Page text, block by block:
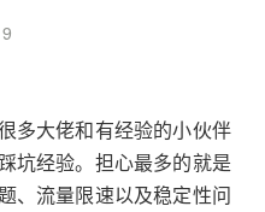
多大佬和有经验的小伙伴
坑经验。担心最多的就是
、流量限速以及稳定性问